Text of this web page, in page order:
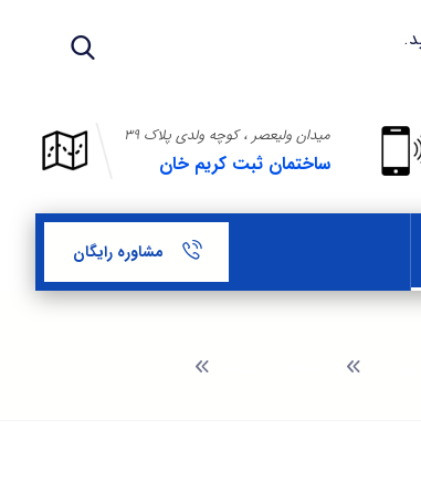
میدان ولیعصر ، کوچه ولدی پلاک ۳۹
ساختمان ثبت کریم خان
مشاوره رایگان